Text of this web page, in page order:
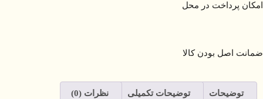
امکان پرداخت در محل
ضمانت اصل بودن کالا
توضیحات توضیحات تکمیلی نظرات (0)